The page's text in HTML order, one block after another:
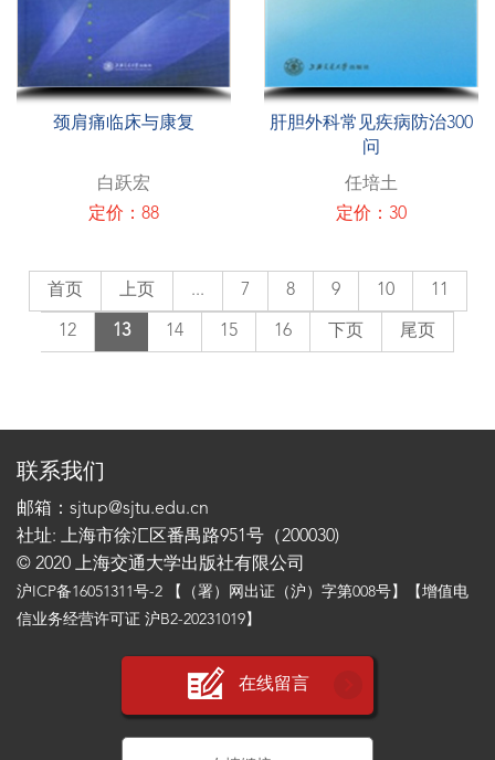
颈肩痛临床与康复
白跃宏
定价：88
肝胆外科常见疾病防治300
问
任培土
定价：30
首页 上页 ... 7 8 9 10 11
12 13 14 15 16 下页 尾页
联系我们
邮箱：sjtup@sjtu.edu.cn
社址: 上海市徐汇区番禺路951号（200030)
© 2020 上海交通大学出版社有限公司
沪ICP备16051311号-2 【（署）网出证（沪）字第008号】【增值电
信业务经营许可证 沪B2-20231019】
在线留言